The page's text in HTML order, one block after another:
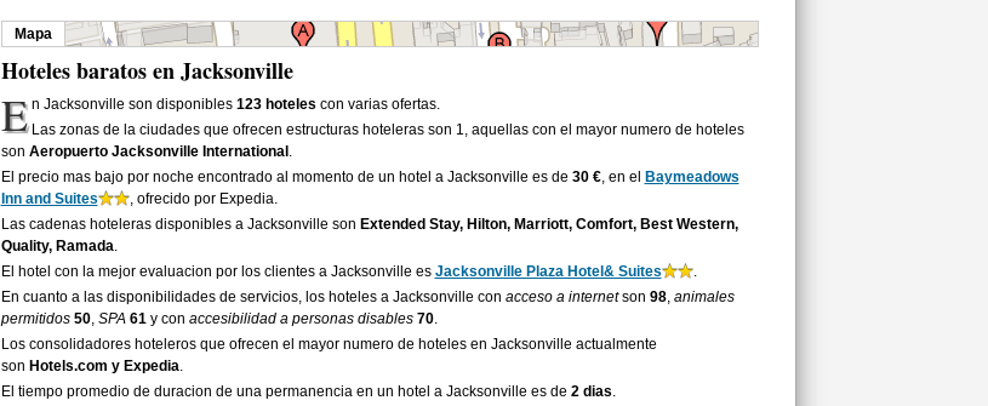
Mapa
Hoteles baratos en Jacksonville
E n Jacksonville son disponibles123 hoteles con varias ofertas.
Las zonas de la ciudades que ofrecen estructuras hoteleras son 1, aquellas con el mayor numero de hoteles
son Aeropuerto Jacksonville International .
El precio mas bajo por noche encontrado al momento de un hotel a Jacksonville es de 30 €, en el
Baymeadows
Inn and Suites
, ofrecido por Expedia.
Las cadenas hoteleras disponibles a Jacksonville son Extended Stay, Hilton, Marriott, Comfort, Best Western,
Quality, Ramada.
El hotel con la mejor evaluacion por los clientes a Jacksonville es Jacksonville Plaza Hotel& Suites
.
En cuanto a las disponibilidades de servicios, los hoteles a Jacksonville con acceso a internetson 98, animales
permitidos 50, SPA 61y con accesibilidad a personas disables 70.
Los consolidadores hoteleros que ofrecen el mayor numero de hoteles en Jacksonville actualmente
son Hotels.com y Expedia.
El tiempo promedio de duracion de una permanencia en un hotel a Jacksonville es de 2 dias.